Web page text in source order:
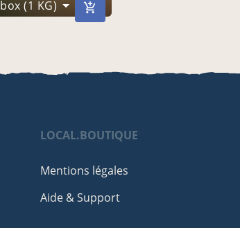
box (1 KG)
LOCAL.BOUTIQUE
Mentions légales
Aide & Support